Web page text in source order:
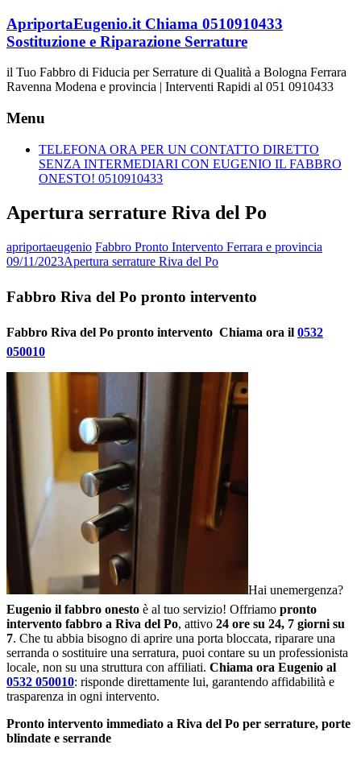
Vai
al
contenuto
ApriportaEugenio.it Chiama 0510910433
Sostituzione e Riparazione Serrature
il Tuo Fabbro di Fiducia per Serrature di Qualità a Bologna Ferrara
Ravenna Modena e provincia | Interventi Rapidi al 051 0910433
Menu
TELEFONA ORA PER UN CONTATTO DIRETTO
SENZA INTERMEDIARI CON EUGENIO IL FABBRO
ONESTO! 0510910433
Apertura serrature Riva del Po
apriportaeugenio Fabbro Pronto Intervento Ferrara e provincia
09/11/2023Apertura serrature Riva del Po
Fabbro Riva del Po pronto intervento
Fabbro Riva del Po pronto intervento  Chiama ora il 0532
050010
Hai unemergenza?
Eugenio il fabbro onesto è al tuo servizio! Offriamo pronto
intervento fabbro a Riva del Po, attivo 24 ore su 24, 7 giorni su
7. Che tu abbia bisogno di aprire una porta bloccata, riparare una
serranda o sostituire una serratura, puoi contare su un professionista
locale, non su una struttura con affiliati. Chiama ora Eugenio al
0532 050010: risponde direttamente lui, garantendo affidabilità e
trasparenza in ogni intervento.
Pronto intervento immediato a Riva del Po per serrature, porte
blindate e serrande